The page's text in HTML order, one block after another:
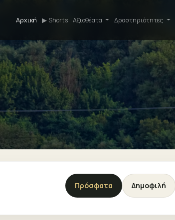
Αρχική ▶ Shorts Αξιοθέατα Δραστηριότητες
Πρόσφατα Δημοφιλή